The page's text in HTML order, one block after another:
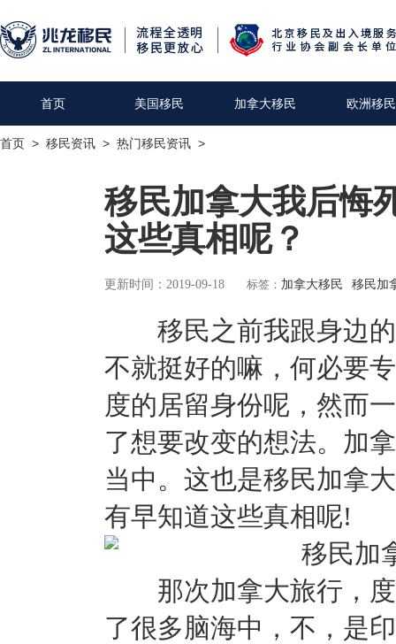
首页 美国移民 加拿大移民 欧洲移民
首页 > 移民资讯 > 热门移民资讯 >
移民加拿大我后悔
这些真相呢？
更新时间：2019-09-18 标签： 加拿大移民 移民加
移民之前我跟身边的
不就挺好的嘛，何必要
度的居留身份呢，然而
了想要改变的想法。加
当中。这也是移民加拿
有早知道这些真相呢!
那次加拿大旅行，度
了很多脑海中，不，是